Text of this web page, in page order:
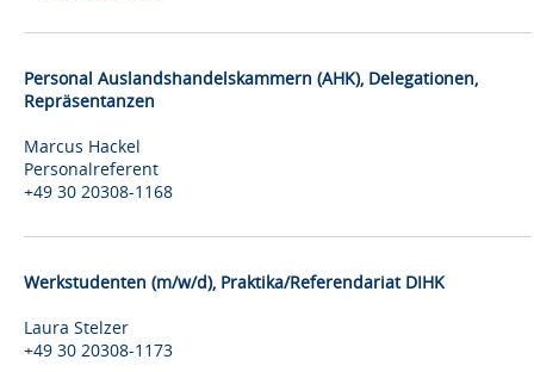
Personal Auslandshandelskammern (AHK), Delegationen,
Repräsentanzen
Marcus Hackel
Personalreferent
+49 30 20308-1168
Werkstudenten (m/w/d), Praktika/Referendariat DIHK
Laura Stelzer
+49 30 20308-1173